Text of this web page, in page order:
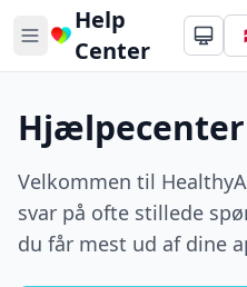
Help
Center
Hjælpecenter
Velkommen til
svar på ofte stillede
du får mest ud af dine